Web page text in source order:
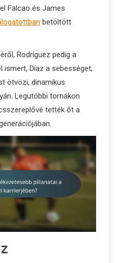
Falcao és James
betöltött
Rodríguez pedig a
ismert, Díaz a sebességet,
ötvözi, dinamikus
Legutóbbi tornákon
tették őt a